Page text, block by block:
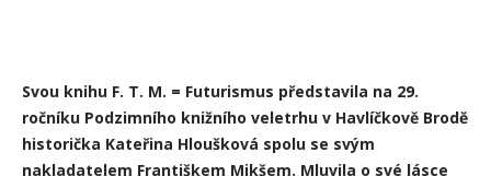
Svou knihu F. T. M. = Futurismus představila na 29.
ročníku Podzimního knižního veletrhu v Havlíčkově Brodě
historička Kateřina Hloušková spolu se svým
nakladatelem Františkem Mikšem. Mluvila o své lásce